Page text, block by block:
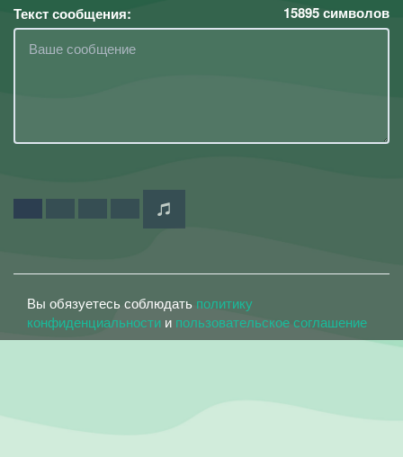
Текст сообщения: 15895символов
Вы обязуетесь соблюдать политику
конфиденциальности и пользовательское соглашение